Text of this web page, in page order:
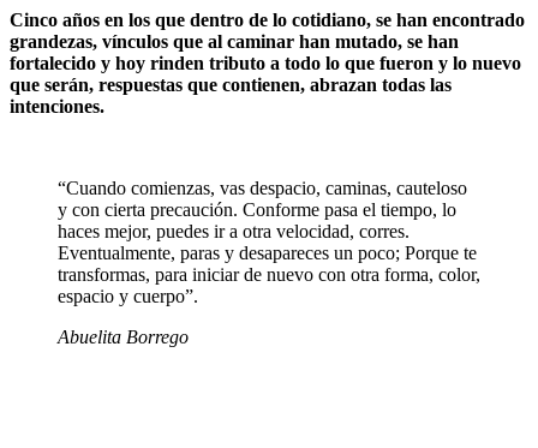
Cinco años en los que dentro de lo cotidiano, se han encontrado
grandezas, vínculos que al caminar han mutado, se han
fortalecido y hoy rinden tributo a todo lo que fueron y lo nuevo
que serán, respuestas que contienen, abrazan todas las
intenciones.
“Cuando comienzas, vas despacio, caminas, cauteloso
y con cierta precaución. Conforme pasa el tiempo, lo
haces mejor, puedes ir a otra velocidad, corres.
Eventualmente, paras y desapareces un poco; Porque te
transformas, para iniciar de nuevo con otra forma, color,
espacio y cuerpo”.
Abuelita Borrego